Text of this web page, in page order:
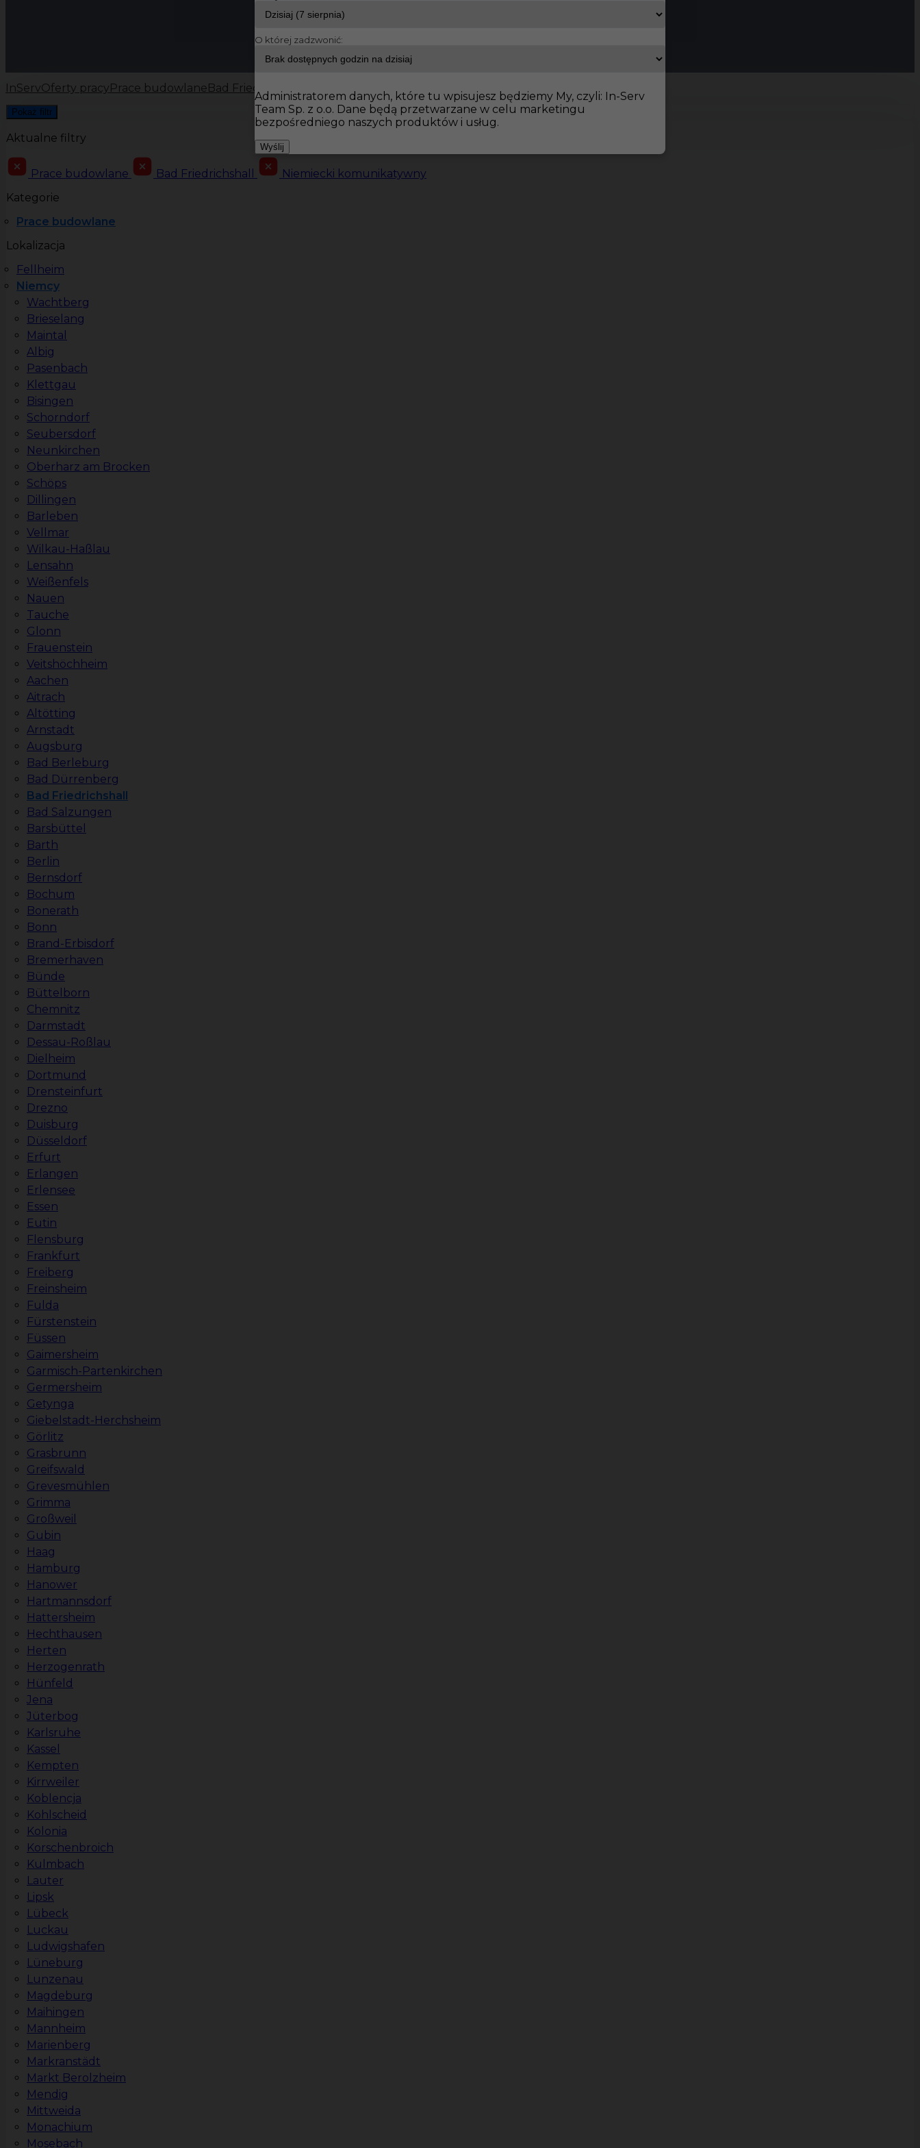
InServOferty pracy Prace budowlane Bad Friedrichshall
Pokaż filtr
Aktualne filtry
Prace budowlane Bad Friedrichshall
Niemiecki komunikatywny
Kategorie
Prace budowlane
Lokalizacja
Fellheim
Niemcy
Wachtberg
Brieselang
Maintal
Albig
Pasenbach
Klettgau
Bisingen
Schorndorf
Seubersdorf
Neunkirchen
Oberharz am Brocken
Schöps
Dillingen
Barleben
Vellmar
Wilkau-Haßlau
Lensahn
Weißenfels
Nauen
Tauche
Glonn
Frauenstein
Veitshöchheim
Aachen
Aitrach
Altötting
Arnstadt
Augsburg
Bad Berleburg
Bad Dürrenberg
Bad Friedrichshall
Bad Salzungen
Barsbüttel
Barth
Berlin
Bernsdorf
Bochum
Bonerath
Bonn
Brand-Erbisdorf
Bremerhaven
Bünde
Büttelborn
Chemnitz
Darmstadt
Dessau-Roßlau
Dielheim
Dortmund
Drensteinfurt
Drezno
Duisburg
Düsseldorf
Erfurt
Erlangen
Erlensee
Essen
Eutin
Flensburg
Frankfurt
Freiberg
Freinsheim
Fulda
Fürstenstein
Füssen
Gaimersheim
Garmisch-Partenkirchen
Germersheim
Getynga
Giebelstadt-Herchsheim
Görlitz
Grasbrunn
Greifswald
Grevesmühlen
Grimma
Großweil
Gubin
Haag
Hamburg
Hanower
Hartmannsdorf
Hattersheim
Hechthausen
Herten
Herzogenrath
Hünfeld
Jena
Jüterbog
Karlsruhe
Kassel
Kempten
Kirrweiler
Koblencja
Kohlscheid
Kolonia
Korschenbroich
Kulmbach
Lauter
Lipsk
Lübeck
Luckau
Ludwigshafen
Lüneburg
Lunzenau
Magdeburg
Maihingen
Mannheim
Marienberg
Markranstädt
Markt Berolzheim
Mendig
Mittweida
Monachium
Mosebach
O której zadzwonić:
Administratorem danych, które tu wpisujesz będziemy My, czyli: In-Serv
Team Sp. z o.o. Dane będą przetwarzane w celu marketingu
bezpośredniego naszych produktów i usług.
Wyślij